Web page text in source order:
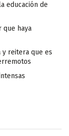
educación de
que haya
y reitera que es